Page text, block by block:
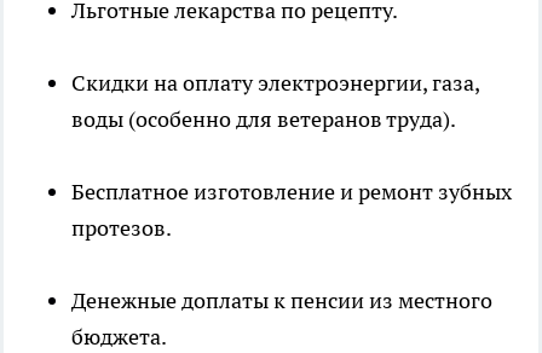
Льготные лекарства по рецепту.
Скидки на оплату электроэнергии, газа,
воды (особенно для ветеранов труда).
Бесплатное изготовление и ремонт зубных
протезов.
Денежные доплаты к пенсии из местного
бюджета.